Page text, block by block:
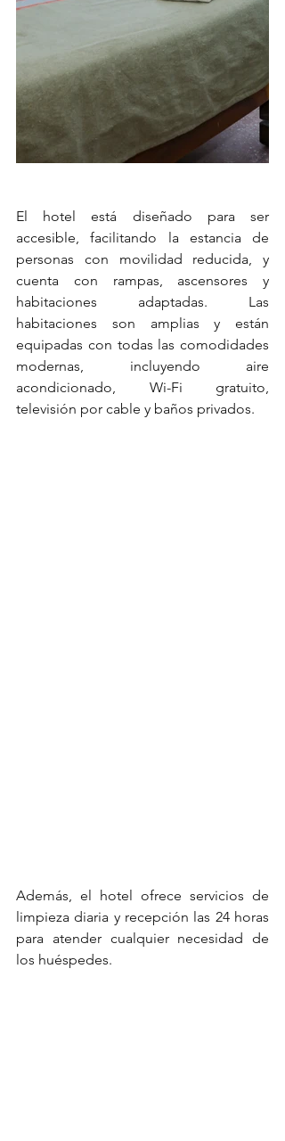
El hotel está diseñado para ser
accesible, facilitando la estancia de
personas con movilidad reducida, y
cuenta con rampas, ascensores y
habitaciones adaptadas. Las
habitaciones son amplias y están
equipadas con todas las comodidades
modernas, incluyendo aire
acondicionado, Wi-Fi gratuito,
televisión por cable y baños privados.
Además, el hotel ofrece servicios de
limpieza diaria y recepción las 24 horas
para atender cualquier necesidad de
los huéspedes.